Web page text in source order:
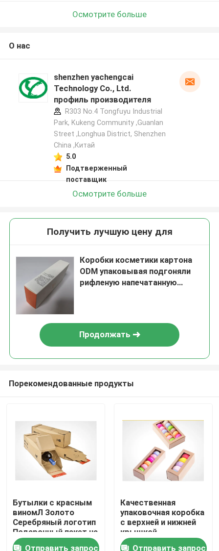
Продукция
О Компании
Осмотрите больше
О нас
shenzhen yachengcai
Technology Co., Ltd.
профиль производителя
R303 No.4 Tongfuyu Industrial
Park, Kukeng Community ,Guanlan
Street ,Longhua District, Shenzhen
China ,Китай
5.0
Подтверженный
поставщик
Осмотрите больше
Получить лучшую цену для
Коробки косметики картона
ODM упаковывая подгоняли
рифленую напечатанную
Продолжать
Порекомендованные продукты
Бутылки с красным
виномЛ Золото
Серебряный логотип
Подарочный пакет на
2 бутылки Упаковка/
Отправить запрос
Качественная
упаковочная коробка
с верхней и нижней
крышкой
Отправить запрос